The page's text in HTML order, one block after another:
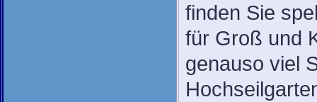
finden Sie
für Groß und
genauso viel